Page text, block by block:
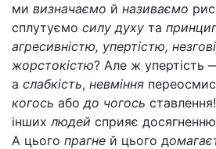
ми визначаємо й називаємо
сплутуємо силу духу та
агресивністю, упертістю,
жорстокістю? Але ж упертість
а слабкість, невміння
когось абодо чогось
іншихлюдей сприяє
А цього прагне й цього д